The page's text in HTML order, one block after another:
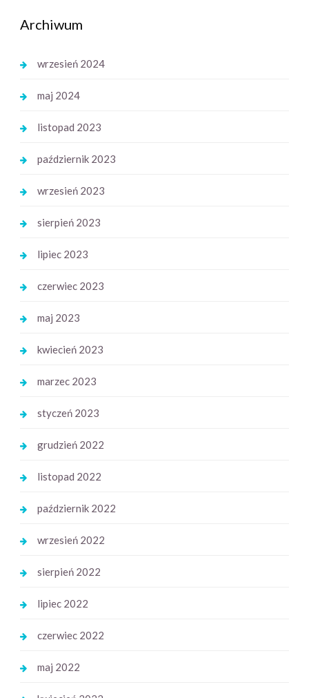
Archiwum
wrzesień 2024
maj 2024
listopad 2023
październik 2023
wrzesień 2023
sierpień 2023
lipiec 2023
czerwiec 2023
maj 2023
kwiecień 2023
marzec 2023
styczeń 2023
grudzień 2022
listopad 2022
październik 2022
wrzesień 2022
sierpień 2022
lipiec 2022
czerwiec 2022
maj 2022